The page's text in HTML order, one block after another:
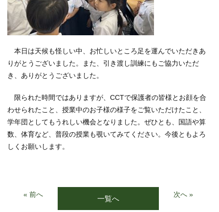
本日は天候も怪しい中、お忙しいところ足を運んでいただきあ
りがとうございました。また、引き渡し訓練にもご協力いただ
き、ありがとうございました。
限られた時間ではありますが、CCTで保護者の皆様とお顔を合
わせられたこと、授業中のお子様の様子をご覧いただけたこと、
学年団としてもうれしい機会となりました。ぜひとも、国語や算
数、体育など、普段の授業も覗いてみてください。今後ともよろ
しくお願いします。
« 前へ 一覧へ 次へ »